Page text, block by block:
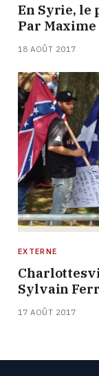
En Syrie, le
Par Maxime
18 AOÛT 2017
EXTERNE
Sylvain
17 AOÛT 2017